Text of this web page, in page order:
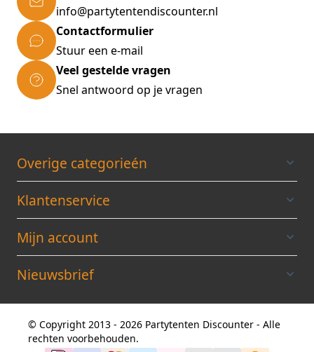
info@partytentendiscounter.nl
Contactformulier
Stuur een e-mail
Veel gestelde vragen
Snel antwoord op je vragen
Overige categorieén
Klantenservice
Mijn account
Nieuwsbrief
© Copyright 2013 - 2026 Partytenten Discounter - Alle
rechten voorbehouden.